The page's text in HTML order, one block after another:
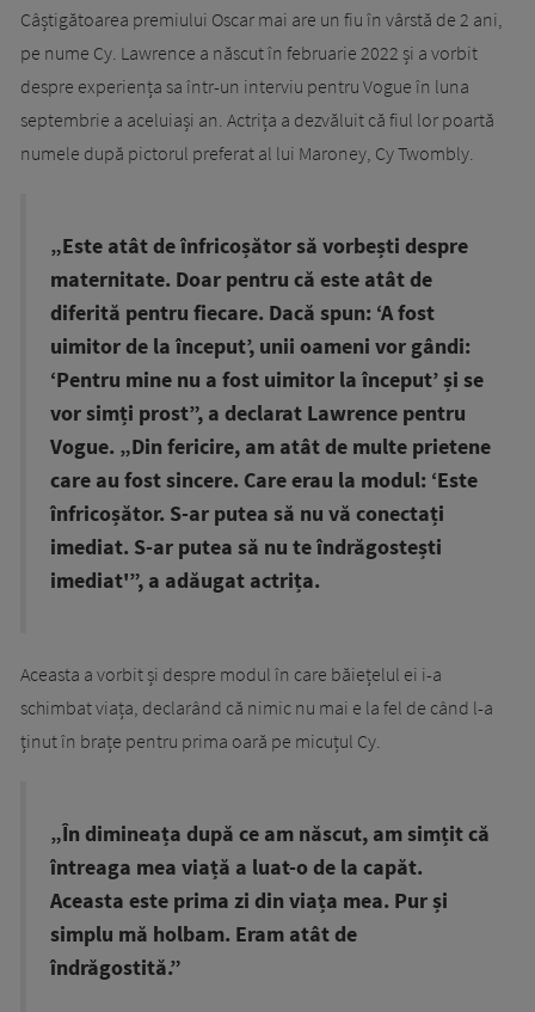
Câștigătoarea premiului Oscar mai are un fiu în vârstă de 2 ani,
pe nume Cy. Lawrence a născut în februarie 2022 și a vorbit
despre experiența sa într-un interviu pentru Vogue în luna
septembrie a aceluiași an. Actrița a dezvăluit că fiul lor poartă
numele după pictorul preferat al lui Maroney, Cy Twombly.
„Este atât de înfricoșător să vorbești despre
maternitate. Doar pentru că este atât de
diferită pentru fiecare. Dacă spun: ‘A fost
uimitor de la început’, unii oameni vor gândi:
‘Pentru mine nu a fost uimitor la început’ și se
vor simți prost”, a declarat Lawrence pentru
Vogue. „Din fericire, am atât de multe prietene
care au fost sincere. Care erau la modul: ‘Este
înfricoșător. S-ar putea să nu vă conectați
imediat. S-ar putea să nu te îndrăgostești
imediat'”, a adăugat actrița.
Aceasta a vorbit și despre modul în care băiețelul ei i-a
schimbat viața, declarând că nimic nu mai e la fel de când l-a
ținut în brațe pentru prima oară pe micuțul Cy.
„În dimineața după ce am născut, am simțit că
întreaga mea viață a luat-o de la capăt.
Aceasta este prima zi din viața mea. Pur și
simplu mă holbam. Eram atât de
îndrăgostită.”